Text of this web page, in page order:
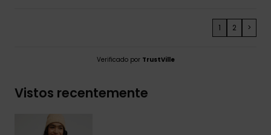
1 2 >
Verificado por TrustVille
Vistos recentemente